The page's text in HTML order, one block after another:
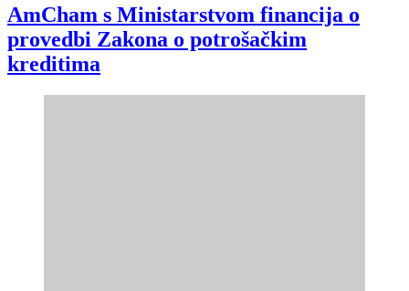
AmCham s Ministarstvom financija o
provedbi Zakona o potrošačkim
kreditima